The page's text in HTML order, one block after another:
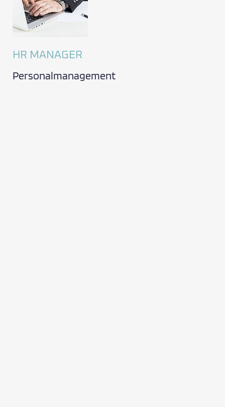
HR MANAGER
Personalmanagement